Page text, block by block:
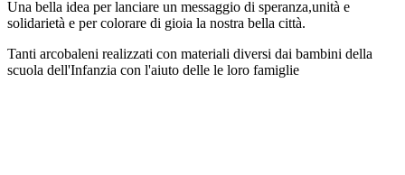
Una bella idea per lanciare un messaggio di speranza,unità e
solidarietà e per colorare di gioia la nostra bella città.
Tanti arcobaleni realizzati con materiali diversi dai bambini della
scuola dell'Infanzia con l'aiuto delle le loro famiglie